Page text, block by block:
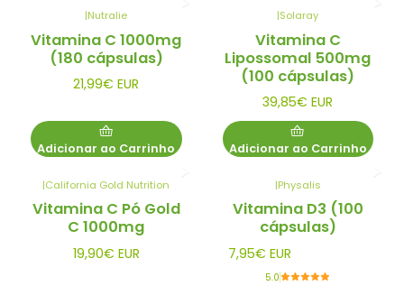
|Nutralie
Vitamina C 1000mg
(180 cápsulas)
21,99€ EUR
Adicionar ao Carrinho
|Solaray
Vitamina C
Lipossomal 500mg
(100 cápsulas)
39,85€ EUR
Adicionar ao Carrinho
|California Gold Nutrition
Vitamina C Pó Gold
C 1000mg
19,90€ EUR
|Physalis
Vitamina D3 (100
cápsulas)
7,95€ EUR
5.0